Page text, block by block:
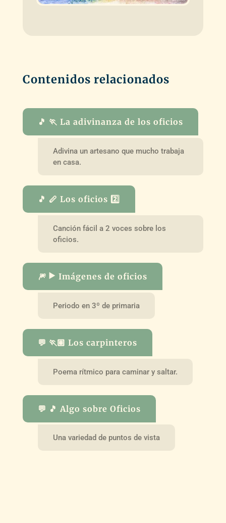
Contenidos relacionados
🎵 🏃 La adivinanza de los oficios
Adivina un artesano que mucho trabaja
en casa.
🎵 🪈 Los oficios 2️⃣
Canción fácil a 2 voces sobre los
oficios.
🎆 ▶️ Imágenes de oficios
Periodo en 3º de primaria
💬 🏃🏽 Los carpinteros
Poema rítmico para caminar y saltar.
💬 🎵 Algo sobre Oficios
Una variedad de puntos de vista